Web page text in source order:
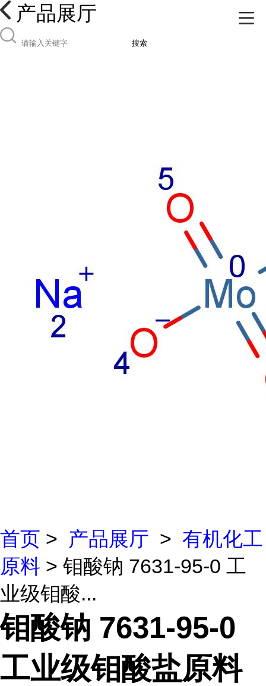
产品展厅
搜索
首页 > 产品展厅 > 有机化工
原料 > 钼酸钠 7631-95-0 工
业级钼酸...
钼酸钠 7631-95-0
工业级钼酸盐原料